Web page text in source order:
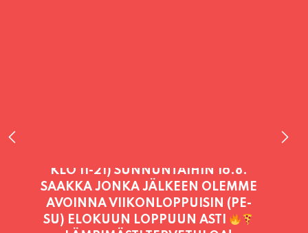
PALVELEMME TÄNÄÄN:
LAUANTAI11:00 - 21:00
PALVELEMME PÄIVITTÄIN (MA-SU